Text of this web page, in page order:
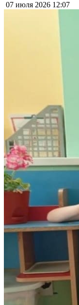
07 июля 2026 12:07